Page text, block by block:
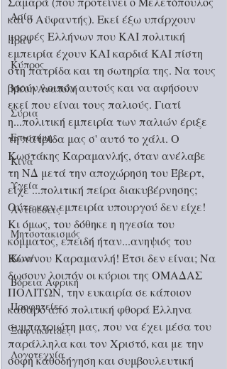
Ασία
Ιράν
Κύπρος
Μέση Ανατολή
Σύρια
Επιστήμη
Kίνα
Υγεία
Aντιθέσεις
Μητσοτακισμός
Κίνα
Βόρεια Αφρική
Προφητείες
Ξαφνικίτιδες
Λογοτεχνία
και ο Αϋφαντής). Εκεί έξω υπάρχουν
μορφές Ελλήνων που ΚΑΙ πολιτική
εμπειρία έχουν ΚΑΙ καρδιά ΚΑΙ πίστη
στη πατρίδα και τη σωτηρία της. Να τους
βρούν λοιπόν αυτούς και να αφήσουν
εκεί που είναι τους παλιούς. Γιατί
η...πολιτική εμπειρία των παλιών έριξε
τη πατρίδα μας σ' αυτό το χάλι. Ο
Κωστάκης Καραμανλής, όταν ανέλαβε
τη ΝΔ μετά την αποχώρηση του Έβερτ,
είχε ...πολιτική πείρα διακυβέρνησης;
Ούτε καν εμπειρία υπουργού δεν είχε!
Κι όμως, του δόθηκε η ηγεσία του
κόμματος, επειδή ήταν...ανηψιός του
Κων/νου Καραμανλή! Έτσι δεν είναι; Να
δωσουν λοιπόν οι κύριοι της ΟΜΑΔΑΣ
ΠΟΛΙΤΩΝ, την ευκαιρία σε κάποιον
καθαρό από πολιτική φθορά Έλληνα
συμπατριώτη μας, που να έχει μέσα του
παράλληλα και τον Χριστό, και με την
σοφή καθοδήγηση και συμβουλευτική